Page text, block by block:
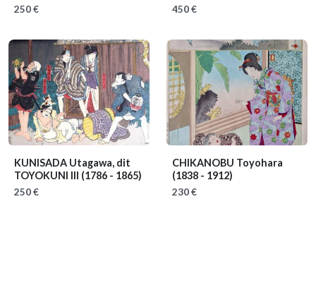
250 € 450 €
KUNISADA Utagawa, dit
TOYOKUNI III (1786 - 1865)
250 €
CHIKANOBU Toyohara
(1838 - 1912)
230 €